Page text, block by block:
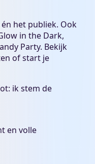
het publiek. Ook
in the Dark,
Party. Bekijk
of start je
ik stem de